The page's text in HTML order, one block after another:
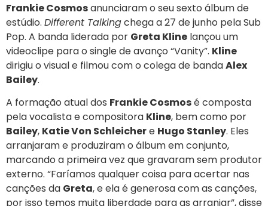
Frankie Cosmosanunciaram o seu sexto álbum de
estúdio. Different Talkingchega a 27 de junho pela Sub
Pop. A banda liderada por Greta Kline lançou um
videoclipe para o single de avanço “Vanity”. Kline
dirigiu o visual e filmou com o colega de bandaAlex
Bailey.
A formação atual dos Frankie Cosmosé composta
pela vocalista e compositora Kline, bem como por
Bailey, Katie Von Schleichere Hugo Stanley. Eles
arranjaram e produziram o álbum em conjunto,
marcando a primeira vez que gravaram sem produtor
externo. “Faríamos qualquer coisa para acertar nas
canções da Greta, e ela é generosa com as canções,
por isso temos muita liberdade para as arranjar”, ​​disse